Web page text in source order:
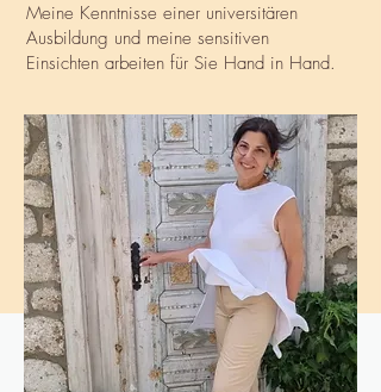
Meine Kenntnisse einer universitären
Ausbildung und meine sensitiven
Einsichten arbeiten für Sie Hand in Hand.